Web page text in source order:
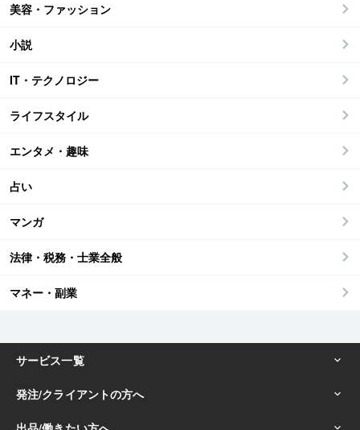
美容・ファッション
小説
IT・テクノロジー
ライフスタイル
エンタメ・趣味
占い
マンガ
法律・税務・士業全般
マネー・副業